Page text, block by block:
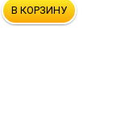
В КОРЗИНУ